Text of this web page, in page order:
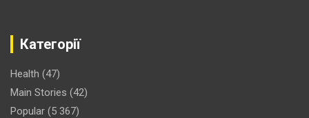
Категорії
Health (47)
Main Stories (42)
Popular (5 367)